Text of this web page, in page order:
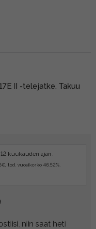
II -telejatke. Takuu
kuukauden ajan.
tod. vuosikorko 46.52%.
niin saat heti